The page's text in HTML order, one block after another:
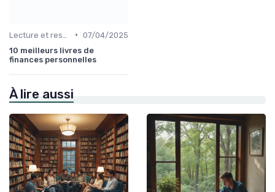
• 07/04/2025
10 meilleurs livres de
finances personnelles
À lire aussi